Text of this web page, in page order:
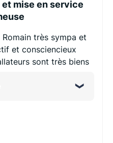
mise en service
très sympa et
et consciencieux
sont très biens